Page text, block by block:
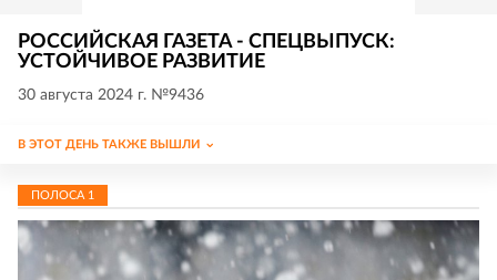
РОССИЙСКАЯ ГАЗЕТА - СПЕЦВЫПУСК:
УСТОЙЧИВОЕ РАЗВИТИЕ
30 августа 2024 г. №9436
В ЭТОТ ДЕНЬ ТАКЖЕ ВЫШЛИ
ПОЛОСА 1